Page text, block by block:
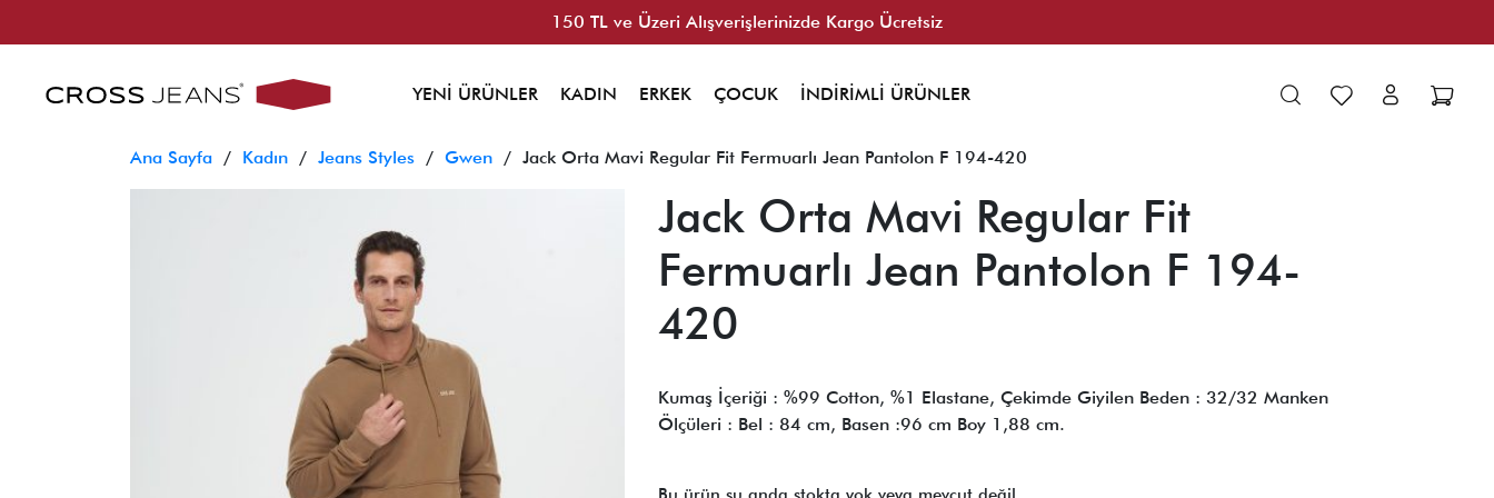
150 TL ve Üzeri Alışverişlerinizde Kargo Ücretsiz
YENİ ÜRÜNLER KADIN ERKEK ÇOCUK İNDİRİMLİ ÜRÜNLER
Ana Sayfa / Kadın / Jeans Styles / Gwen / Jack Orta Mavi Regular Fit Fermuarlı Jean Pantolon F 194-420
Jack Orta Mavi Regular Fit
Fermuarlı Jean Pantolon F 194-
420
Kumaş İçeriği : %99 Cotton, %1 Elastane, Çekimde Giyilen Beden : 32/32 Manken
Ölçüleri : Bel : 84 cm, Basen :96 cm Boy 1,88 cm.
Bu ürün şu anda stokta yok veya mevcut değil.